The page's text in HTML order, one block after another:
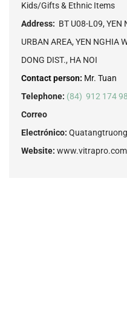
Kids/Gifts & Ethnic Items
Address: BT U08-L09, YEN
URBAN AREA, YEN NGHIA
DONG DIST., HA NOI
Contact person: Mr. Tuan
Telephone: (84) 912 174
Correo
Electrónico:
Website: www.vitrapro.com